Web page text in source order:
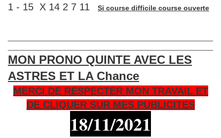
1 - 15 X 14 2 7 11 Si course difficile course ouverte
MON PRONO QUINTE AVEC LES
ASTRES ET LA Chance
MERCI DE RESPECTER MON TRAVAIL ET
DE CLIQUER SUR MES PUBLICITES
18/11/2021